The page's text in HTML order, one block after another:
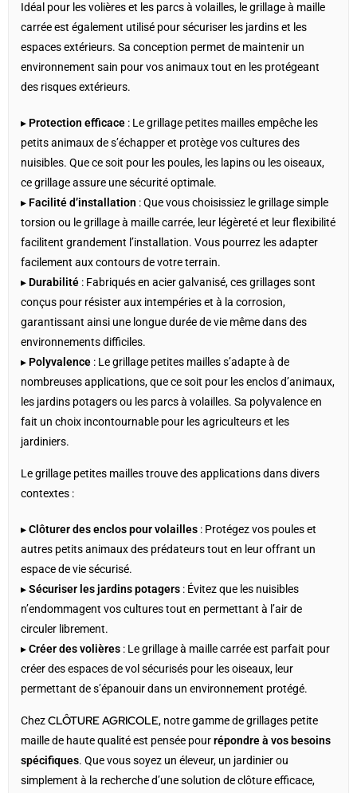
Idéal pour les volières et les parcs à volailles, le grillage à maille
carrée est également utilisé pour sécuriser les jardins et les
espaces extérieurs. Sa conception permet de maintenir un
environnement sain pour vos animaux tout en les protégeant
des risques extérieurs.
▸ Protection efficace : Le grillage petites mailles empêche les
petits animaux de s’échapper et protège vos cultures des
nuisibles. Que ce soit pour les poules, les lapins ou les oiseaux,
ce grillage assure une sécurité optimale.
▸ Facilité d’installation : Que vous choisissiez le grillage simple
torsion ou le grillage à maille carrée, leur légèreté et leur flexibilité
facilitent grandement l’installation. Vous pourrez les adapter
facilement aux contours de votre terrain.
▸ Durabilité : Fabriqués en acier galvanisé, ces grillages sont
conçus pour résister aux intempéries et à la corrosion,
garantissant ainsi une longue durée de vie même dans des
environnements difficiles.
▸ Polyvalence : Le grillage petites mailles s’adapte à de
nombreuses applications, que ce soit pour les enclos d’animaux,
les jardins potagers ou les parcs à volailles. Sa polyvalence en
fait un choix incontournable pour les agriculteurs et les
jardiniers.
Le grillage petites mailles trouve des applications dans divers
contextes :
▸Clôturer des enclos pour volailles : Protégez vos poules et
autres petits animaux des prédateurs tout en leur offrant un
espace de vie sécurisé.
▸Sécuriser les jardins potagers : Évitez que les nuisibles
n’endommagent vos cultures tout en permettant à l’air de
circuler librement.
▸Créer des volières : Le grillage à maille carrée est parfait pour
créer des espaces de vol sécurisés pour les oiseaux, leur
permettant de s’épanouir dans un environnement protégé.
ChezCLÔTURE AGRICOLE, notre gamme de grillages petite
maille de haute qualité est pensée pourrépondre à vos besoins
spécifiques. Que vous soyez un éleveur, un jardinier ou
simplement à la recherche d’une solution de clôture efficace,